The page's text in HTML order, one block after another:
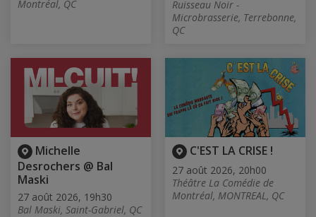
Montréal, QC
Ruisseau Noir -
Microbrasserie, Terrebonne,
QC
Michelle
Desrochers @ Bal
Maski
27 août 2026, 19h30
Bal Maski, Saint-Gabriel, QC
C'EST LA CRISE !
27 août 2026, 20h00
Théâtre La Comédie de
Montréal, MONTREAL, QC